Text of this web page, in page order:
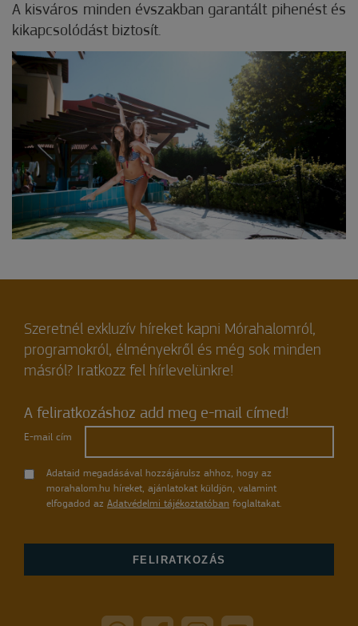
A kisváros minden évszakban garantált pihenést és
kikapcsolódást biztosít.
Szeretnél exkluzív híreket kapni Mórahalomról,
programokról, élményekről és még sok minden
másról? Iratkozz fel hírlevelünkre!
A feliratkozáshoz add meg e-mail címed!
E-mail cím
Adataid megadásával hozzájárulsz ahhoz, hogy az
morahalom.hu híreket, ajánlatokat küldjön, valamint
elfogadod az Adatvédelmi tájékoztatóban foglaltakat.